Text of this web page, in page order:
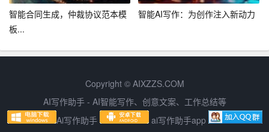
通过以上规划，我相信在2024年，我能够实现自己的工作
目标，为公司的发展贡献自己的力量。同时，我也会不断
调整和完善计划，确保计划的实施效果。在新的一年里，
智能合同生成，仲裁协议范本模
板...
智能AI写作：为创作注入新动力
Copyright © AIXZZS.COM
AI写作助手 - AI智能写作、创意文案、工作总结等
Ai写作助手
ai写作助手app